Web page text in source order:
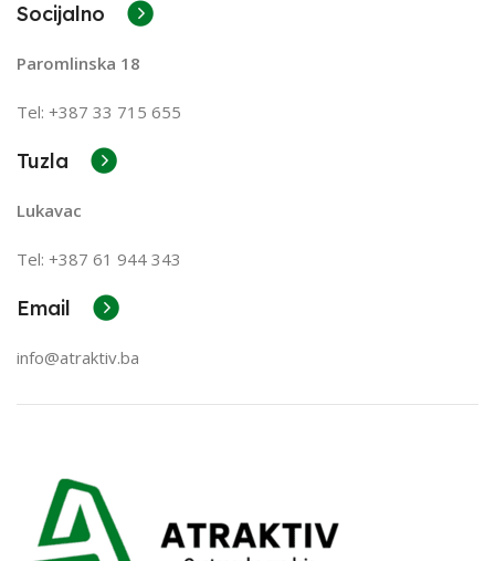
Socijalno
Paromlinska 18
Tel: +387 33 715 655
Tuzla
Lukavac
Tel: +387 61 944 343
Email
info@atraktiv.ba